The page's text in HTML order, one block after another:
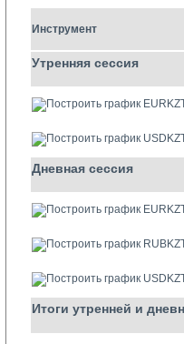
Инструмент
Утренняя сессия
Дневная сессия
Итоги утренней и